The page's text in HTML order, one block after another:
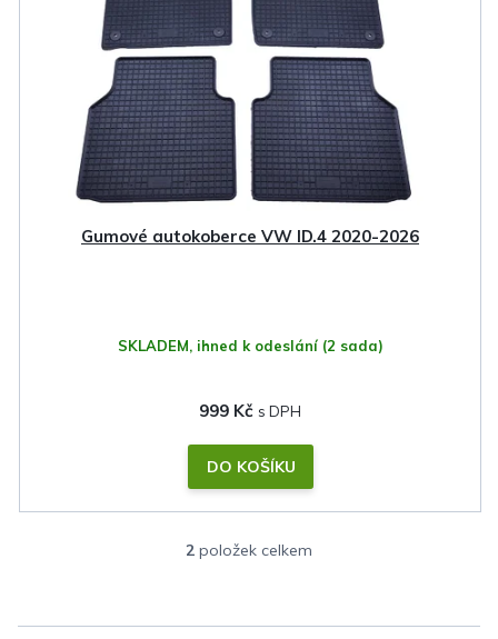
Gumové autokoberce VW ID.4 2020-2026
SKLADEM, ihned k odeslání (2 sada)
999 Kč
DO KOŠÍKU
O
l
2 položek celkem